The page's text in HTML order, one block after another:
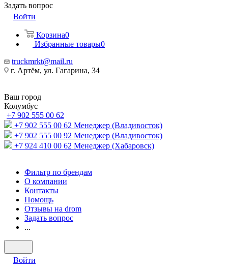
Задать вопрос
Войти
Корзина0
Избранные товары0
truckmrkt@mail.ru
г. Артём, ул. Гагарина, 34
Ваш город
Колумбус
+7 902 555 00 62
+7 902 555 00 62 Менеджер (Владивосток)
+7 902 555 00 92 Менеджер (Владивосток)
+7 924 410 00 62 Менеджер (Хабаровск)
Фильтр по брендам
О компании
Контакты
Помощь
Отзывы на drom
Задать вопрос
...
Войти